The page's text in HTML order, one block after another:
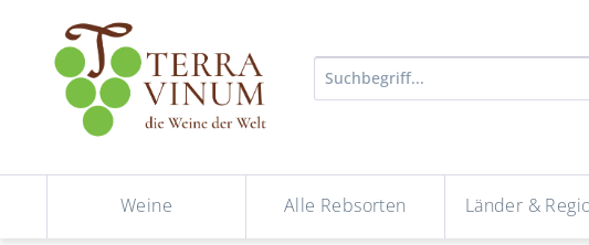
Weine Alle Rebsorten Länder &